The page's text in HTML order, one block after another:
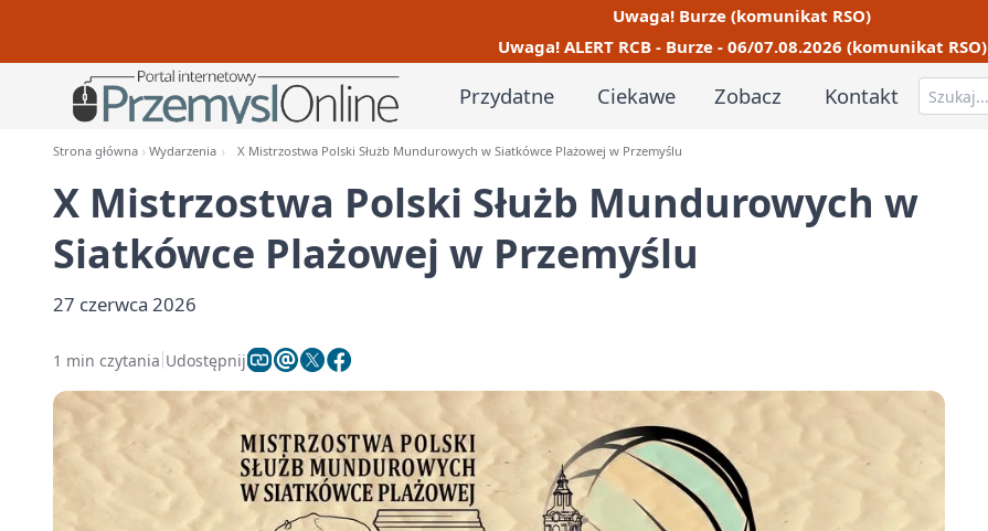
Uwaga! Burze (komunikat RSO)
Uwaga! ALERT RCB - Burze - 06/07.08.2026 (komunikat RSO)
Przydatne Ciekawe Zobacz Kontakt
Strona główna Wydarzenia X Mistrzostwa Polski Służb Mundurowych w Siatkówce Plażowej w Przemyślu
X Mistrzostwa Polski Służb Mundurowych w
Siatkówce Plażowej w Przemyślu
27 czerwca 2026
1 min czytania Udostępnij